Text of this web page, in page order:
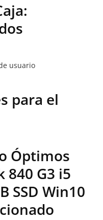
usuario
para el
Óptimos
840 G3 i5
SSD Win10